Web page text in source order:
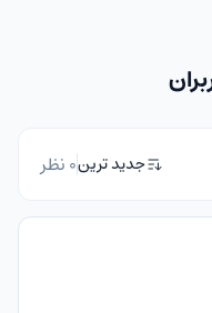
جدید ترین0 نظر